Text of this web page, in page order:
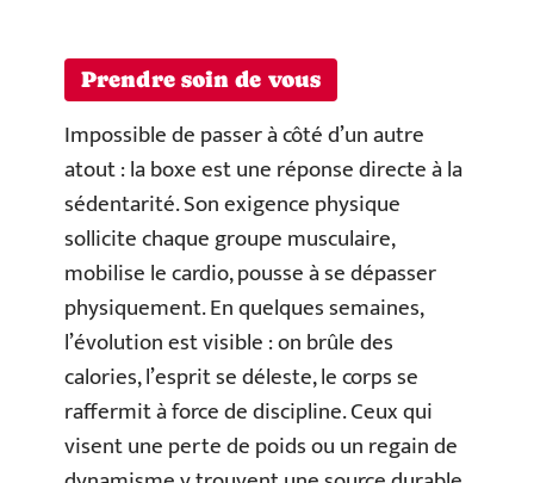
Prendre soin de vous
Impossible de passer à côté d’un autre
atout : la boxe est une réponse directe à la
sédentarité. Son exigence physique
sollicite chaque groupe musculaire,
mobilise le cardio, pousse à se dépasser
physiquement. En quelques semaines,
l’évolution est visible : on brûle des
calories, l’esprit se déleste, le corps se
raffermit à force de discipline. Ceux qui
visent une perte de poids ou un regain de